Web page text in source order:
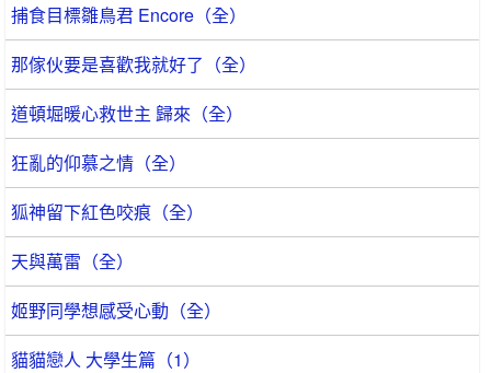
捕食目標雛鳥君 Encore（全）
那傢伙要是喜歡我就好了（全）
道頓堀暖心救世主 歸來（全）
狂亂的仰慕之情（全）
狐神留下紅色咬痕（全）
天與萬雷（全）
姬野同學想感受心動（全）
貓貓戀人 大學生篇（1）